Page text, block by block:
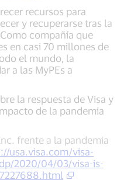
recursos para
y recuperarse tras la
compañía que
en casi 70 millones de
el mundo, la
a las MyPEs a
la respuesta de Visa y
de la pandemia
frente a la pandemia
usa.visa.com/visa-
2020/04/03/visa-is-